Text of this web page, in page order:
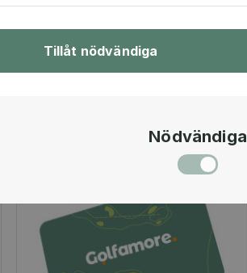
Tillåt nödvändiga
Nödvändiga